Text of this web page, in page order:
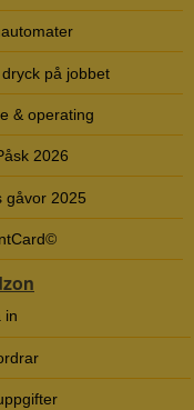
på jobbet
& operating
2026
gåvor 2025
in